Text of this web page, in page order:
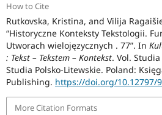
How to Cite
Rutkovska, Kristina, and Vilija
“Historyczne Konteksty Tekstologii.
Utworach wielojęzycznych . 77”. In
: Tekst – Tekstem – Kontekst. Vol.
Studia Polsko-Litewskie. Poland:
Publishing. https://doi.org/10.12797/
More Citation Formats